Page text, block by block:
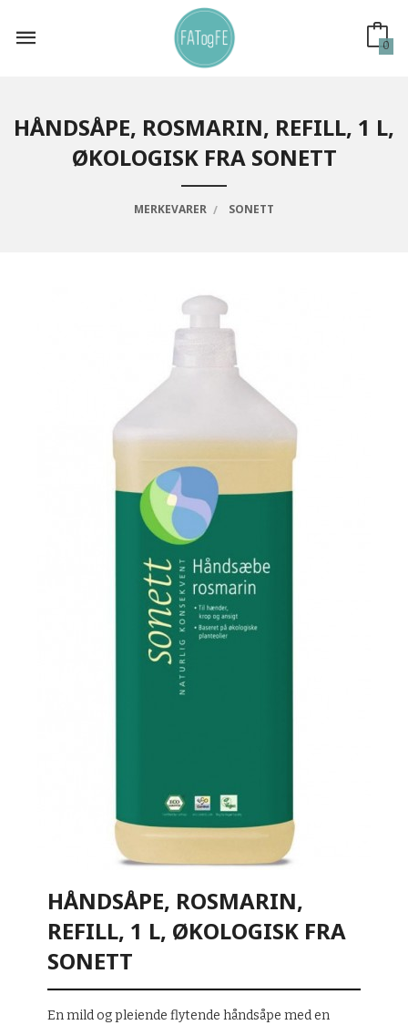
innholdet
0
HÅNDSÅPE, ROSMARIN, REFILL, 1 L,
ØKOLOGISK FRA SONETT
MERKEVARER SONETT
HÅNDSÅPE, ROSMARIN,
REFILL, 1 L, ØKOLOGISK FRA
SONETT
En mild og pleiende flytende håndsåpe med en